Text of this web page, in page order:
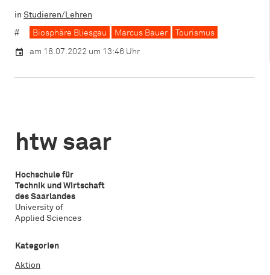
in Studieren/Lehren
Biosphäre Bliesgau Marcus Bauer Tourismus
am 18.07.2022 um 13:46 Uhr
htw saar
Hochschule für
Technik und Wirtschaft
des Saarlandes
University of
Applied Sciences
Kategorien
Aktion